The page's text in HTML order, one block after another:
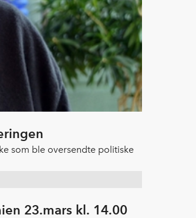
som ble oversendte politiske
23.mars kl. 14.00